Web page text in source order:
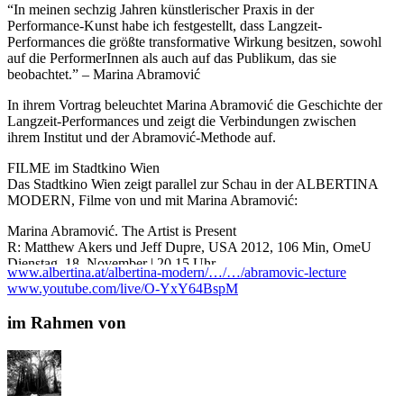
“In meinen sechzig Jahren künstlerischer Praxis in der
Performance-Kunst habe ich festgestellt, dass Langzeit-
Performances die größte transformative Wirkung besitzen, sowohl
auf die PerformerInnen als auch auf das Publikum, das sie
beobachtet.” – Marina Abramović
In ihrem Vortrag beleuchtet Marina Abramović die Geschichte der
Langzeit-Performances und zeigt die Verbindungen zwischen
ihrem Institut und der Abramović-Methode auf.
FILME im Stadtkino Wien
Das Stadtkino Wien zeigt parallel zur Schau in der ALBERTINA
MODERN, Filme von und mit Marina Abramović:
Marina Abramović. The Artist is Present
R: Matthew Akers und Jeff Dupre, USA 2012, 106 Min, OmeU
Dienstag, 18. November | 20.15 Uhr
Sonntag, 23. November | 15.00 Uhr
além: Marina Abramović e o Brasil
Sonntag, 30. November | 16.00 Uhr
Dienstag, 2. Dezember | 18.00 Uhr
www.albertina.at/albertina-modern/…/…/abramovic-lecture
www.youtube.com/live/O-YxY64BspM
im Rahmen von